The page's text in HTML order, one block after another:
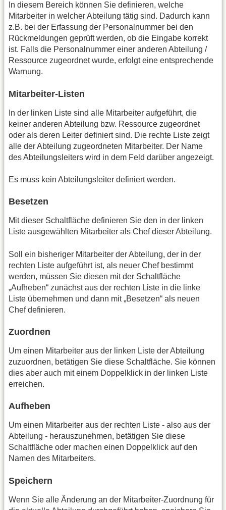
In diesem Bereich können Sie definieren, welche
Mitarbeiter in welcher Abteilung tätig sind. Dadurch kann
z.B. bei der Erfassung der Personalnummer bei den
Rückmeldungen geprüft werden, ob die Eingabe korrekt
ist. Falls die Personalnummer einer anderen Abteilung /
Ressource zugeordnet wurde, erfolgt eine entsprechende
Warnung.
Mitarbeiter-Listen
In der linken Liste sind alle Mitarbeiter aufgeführt, die
keiner anderen Abteilung bzw. Ressource zugeordnet
oder als deren Leiter definiert sind. Die rechte Liste zeigt
alle der Abteilung zugeordneten Mitarbeiter. Der Name
des Abteilungsleiters wird in dem Feld darüber angezeigt.
Es muss kein Abteilungsleiter definiert werden.
Besetzen
Mit dieser Schaltfläche definieren Sie den in der linken
Liste ausgewählten Mitarbeiter als Chef dieser Abteilung.
Soll ein bisheriger Mitarbeiter der Abteilung, der in der
rechten Liste aufgeführt ist, als neuer Chef bestimmt
werden, müssen Sie diesen mit der Schaltfläche
„Aufheben“ zunächst aus der rechten Liste in die linke
Liste übernehmen und dann mit „Besetzen“ als neuen
Chef definieren.
Zuordnen
Um einen Mitarbeiter aus der linken Liste der Abteilung
zuzuordnen, betätigen Sie diese Schaltfläche. Sie können
dies aber auch mit einem Doppelklick in der linken Liste
erreichen.
Aufheben
Um einen Mitarbeiter aus der rechten Liste - also aus der
Abteilung - herauszunehmen, betätigen Sie diese
Schaltfläche oder machen einen Doppelklick auf den
Namen des Mitarbeiters.
Speichern
Wenn Sie alle Änderung an der Mitarbeiter-Zuordnung für